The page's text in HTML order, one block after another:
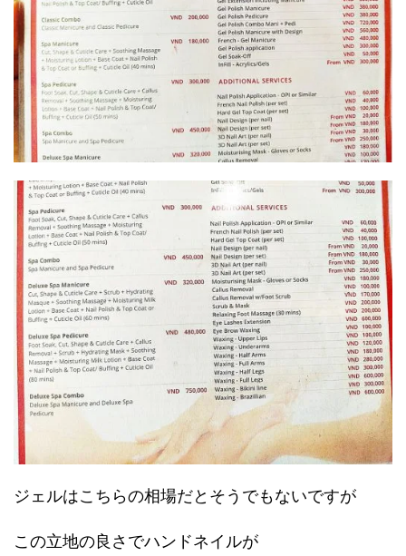
ジェルはこちらの相場だとそうでもないですが
この立地の良さでハンドネイルが